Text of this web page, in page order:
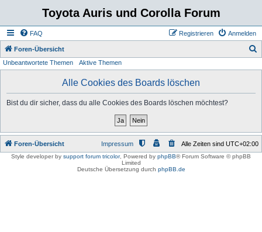
Toyota Auris und Corolla Forum
FAQ Anmelden
Registrieren
Foren-Übersicht
Unbeantwortete Themen Aktive Themen
Alle Cookies des Boards löschen
Bist du dir sicher, dass du alle Cookies des Boards löschen möchtest?
Foren-Übersicht Alle Zeiten sind UTC+02:00
Impressum
Style developer by support forum tricolor, Powered by phpBB® Forum Software © phpBB
Limited
Deutsche Übersetzung durch phpBB.de